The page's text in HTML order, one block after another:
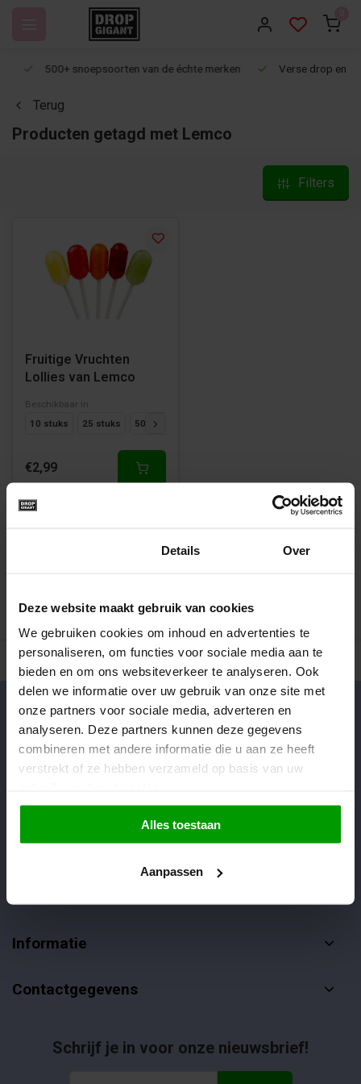
Details Over
Deze website maakt gebruik van cookies
We gebruiken cookies om inhoud en advertenties te
personaliseren, om functies voor sociale media aan te
bieden en om ons websiteverkeer te analyseren. Ook
delen we informatie over uw gebruik van onze site met
onze partners voor sociale media, adverteren en
analyseren. Deze partners kunnen deze gegevens
combineren met andere informatie die u aan ze heeft
verstrekt of ze hebben verzameld op basis van uw
Alles toestaan
Aanpassen
500+ snoepsoorten van de échte merken Verse drop en
Terug
Producten getagd met Lemco
Filters
Fruitige Vruchten
Lollies van Lemco
Beschikbaar in
10 stuks
25 stuks 50 stuks
€2,99
1
500+ snoepsoorten van de échte merken Verse drop en
Klantenservice nu geopend
Veelgestelde vragen
085-4012406
Informatie
Contactgegevens
Schrijf je in voor onze nieuwsbrief!